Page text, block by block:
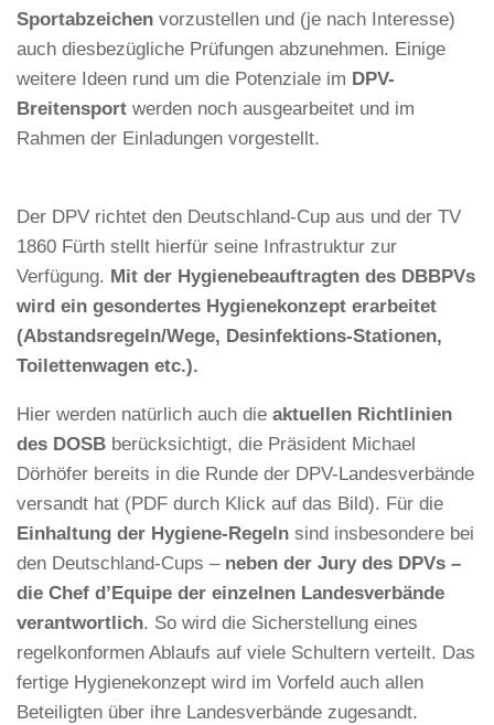
Sportabzeichen vorzustellen und (je nach Interesse)
auch diesbezügliche Prüfungen abzunehmen. Einige
weitere Ideen rund um die Potenziale im DPV-
Breitensport werden noch ausgearbeitet und im
Rahmen der Einladungen vorgestellt.
Der DPV richtet den Deutschland-Cup aus und der TV
1860 Fürth stellt hierfür seine Infrastruktur zur
Verfügung. Mit der Hygienebeauftragten des DBBPVs
wird ein gesondertes Hygienekonzept erarbeitet
(Abstandsregeln/Wege, Desinfektions-Stationen,
Toilettenwagen etc.).
Hier werden natürlich auch die aktuellen Richtlinien
des DOSB berücksichtigt, die Präsident Michael
Dörhöfer bereits in die Runde der DPV-Landesverbände
versandt hat (PDF durch Klick auf das Bild). Für die
Einhaltung der Hygiene-Regeln sind insbesondere bei
den Deutschland-Cups – neben der Jury des DPVs –
die Chef d’Equipe der einzelnen Landesverbände
verantwortlich. So wird die Sicherstellung eines
regelkonformen Ablaufs auf viele Schultern verteilt. Das
fertige Hygienekonzept wird im Vorfeld auch allen
Beteiligten über ihre Landesverbände zugesandt.